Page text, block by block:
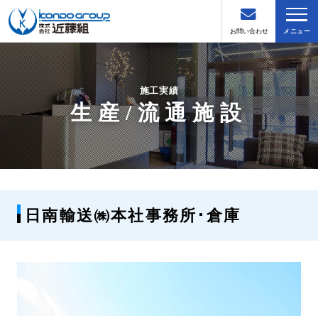
お問い合わせ メニュー
施工実績
生産/流通施設
日南輸送㈱本社事務所･倉庫